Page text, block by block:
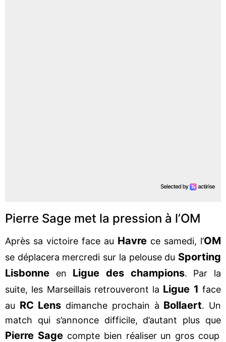
Pierre Sage met la pression à l’OM
Après sa victoire face au Havre ce samedi, l’OM
se déplacera mercredi sur la pelouse du Sporting
Lisbonne en Ligue des champions. Par la
suite, les Marseillais retrouveront la Ligue 1 face
au RC Lens dimanche prochain à Bollaert. Un
match qui s’annonce difficile, d’autant plus que
Pierre Sagecompte bien réaliser un gros coup